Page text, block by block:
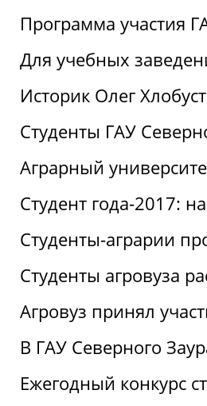
Программа участия
Для учебных
Историк Олег
Студенты ГАУ
Аграрный
Студент года-2017:
Студенты-аграрии
Студенты агровуза
Агровуз принял
В ГАУ Северного
Ежегодный конкурс